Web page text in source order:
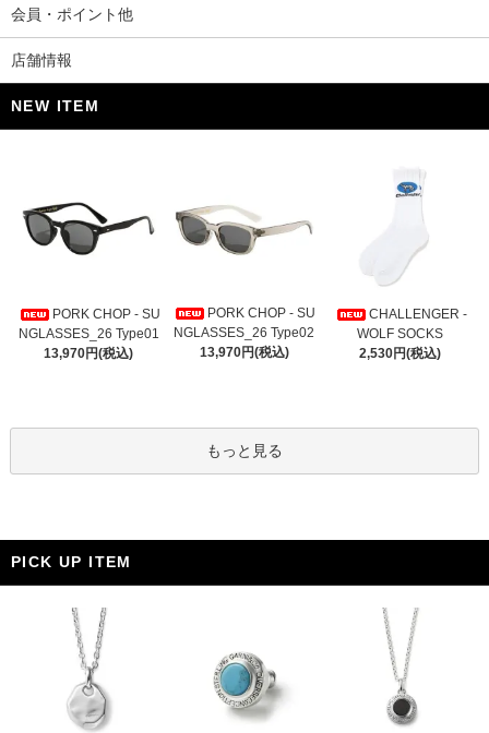
会員・ポイント他
店舗情報
NEW ITEM
PORK CHOP - SU
NGLASSES_26 Type01
13,970円(税込)
PORK CHOP - SU
NGLASSES_26 Type02
13,970円(税込)
CHALLENGER -
WOLF SOCKS
2,530円(税込)
もっと見る
PICK UP ITEM